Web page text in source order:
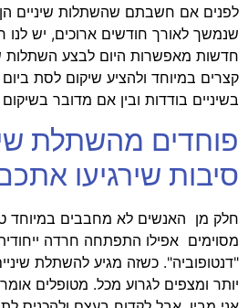
לפנים אם חשבתם שהשתלות שיניים הן
שנמשך לאורך חודשים ארוכים, יש
חדשות מאפשרות היום לבצע השתלות
קצרים במיוחד ולהציע שיקום לסת
בשיניים בודדות ובין אם מדובר
סיבות שירגיעו
חלק מן האנשים לא מחבבים במיוחד
מסוימים אפילו התפתחה חרדה
"דנטופוביה". כשזה מגיע להשתלת
יותר ומצפים לגרוע מכל. מטופלים